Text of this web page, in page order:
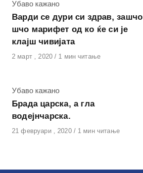
КАтегорија
Убаво кажано
Варди се дури си здрав, зашчо
шчо марифет од ко ќе си је
клајш чивијата
Објавено
2 март , 2020 1 мин читање
КАтегорија
Убаво кажано
Брада царска, а гла
водејнчарска.
Објавено
21 февруари , 2020 1 мин читање